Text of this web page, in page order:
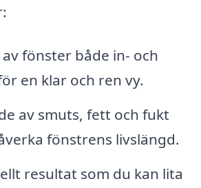
fönster både in- och
en klar och ren vy.
av smuts, fett och fukt
fönstrens livslängd.
resultat som du kan lita